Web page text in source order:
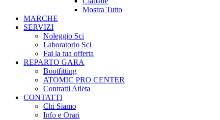
Mostra Tutto
MARCHE
SERVIZI
Noleggio Sci
Laboratorio Sci
Fai la tua offerta
REPARTO GARA
Bootfitting
ATOMIC PRO CENTER
Contratti Atleta
CONTATTI
Chi Siamo
Info e Orari